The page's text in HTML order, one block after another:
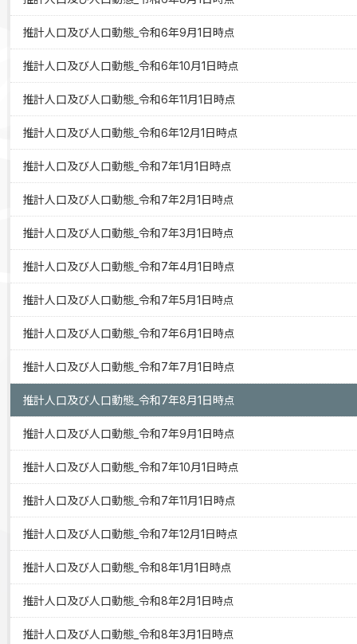
推計人口及び人口動態_令和6年9月1日時点
推計人口及び人口動態_令和6年10月1日時点
推計人口及び人口動態_令和6年11月1日時点
推計人口及び人口動態_令和6年12月1日時点
推計人口及び人口動態_令和7年1月1日時点
推計人口及び人口動態_令和7年2月1日時点
推計人口及び人口動態_令和7年3月1日時点
推計人口及び人口動態_令和7年4月1日時点
推計人口及び人口動態_令和7年5月1日時点
推計人口及び人口動態_令和7年6月1日時点
推計人口及び人口動態_令和7年7月1日時点
推計人口及び人口動態_令和7年8月1日時点
推計人口及び人口動態_令和7年9月1日時点
推計人口及び人口動態_令和7年10月1日時点
推計人口及び人口動態_令和7年11月1日時点
推計人口及び人口動態_令和7年12月1日時点
推計人口及び人口動態_令和8年1月1日時点
推計人口及び人口動態_令和8年2月1日時点
推計人口及び人口動態_令和8年3月1日時点